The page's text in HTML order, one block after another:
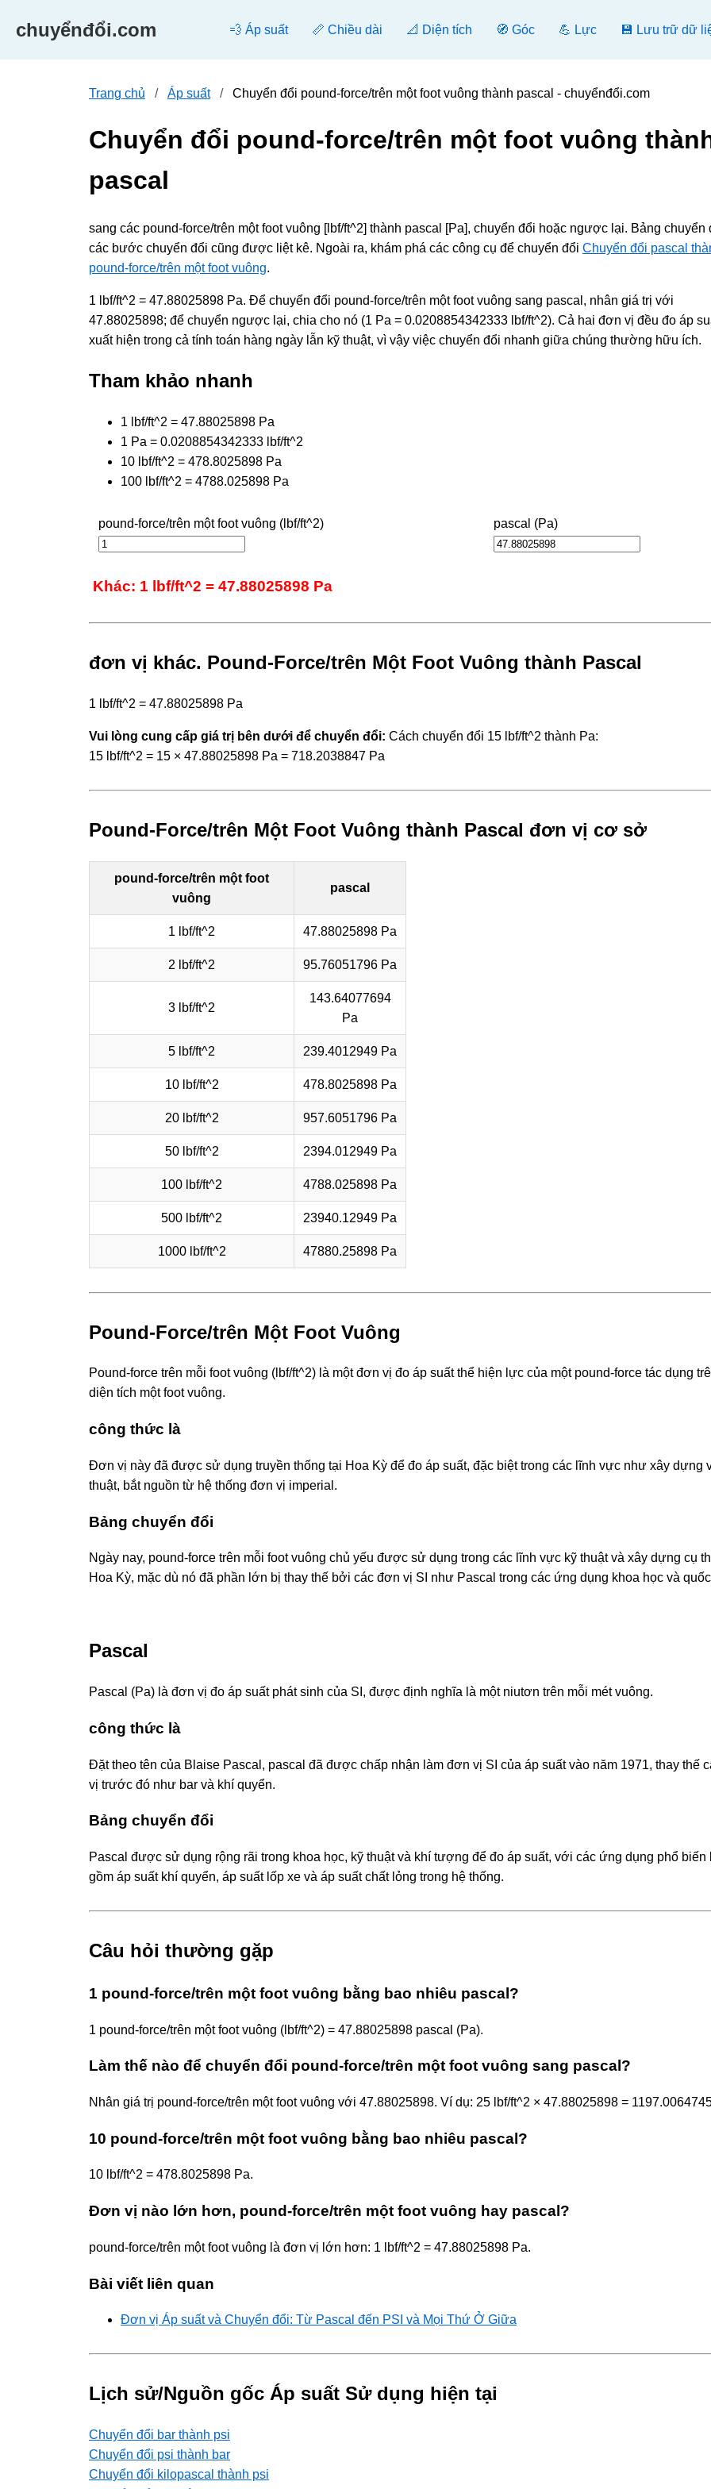
chuyểnđổi.com 💨 Áp suất 📏 Chiều dài 📐 Diện tích 🧭 Góc 💪 Lực 💾 Lưu trữ dữ
Trang chủ Áp suất Chuyển đổi pound-force/trên một foot vuông thành pascal - chuyểnđổi.com
Chuyển đổi pound-force/trên một foot vuông
pascal
sang các pound-force/trên một foot vuông [lbf/ft^2] thành pascal [Pa], chuyển đổi hoặc ngược lại. Bảng chuyển
các bước chuyển đổi cũng được liệt kê. Ngoài ra, khám phá các công cụ để chuyển đổi Chuyển đổi pascal
pound-force/trên một foot vuông.
1 lbf/ft^2 = 47.88025898 Pa. Để chuyển đổi pound-force/trên một foot vuông sang pascal, nhân giá trị với
47.88025898; để chuyển ngược lại, chia cho nó (1 Pa = 0.0208854342333 lbf/ft^2). Cả hai đơn vị đều đo áp
xuất hiện trong cả tính toán hàng ngày lẫn kỹ thuật, vì vậy việc chuyển đổi nhanh giữa chúng thường hữu ích.
Tham khảo nhanh
1 lbf/ft^2 = 47.88025898 Pa
1 Pa = 0.0208854342333 lbf/ft^2
10 lbf/ft^2 = 478.8025898 Pa
100 lbf/ft^2 = 4788.025898 Pa
pound-force/trên một foot vuông (lbf/ft^2) pascal (Pa)
Khác: 1 lbf/ft^2 = 47.88025898 Pa
đơn vị khác. Pound-Force/trên Một Foot Vuông thành Pascal
1 lbf/ft^2 = 47.88025898 Pa
Vui lòng cung cấp giá trị bên dưới để chuyển đổi: Cách chuyển đổi 15 lbf/ft^2 thành Pa:
15 lbf/ft^2 = 15 × 47.88025898 Pa = 718.2038847 Pa
Pound-Force/trên Một Foot Vuông thành Pascal đơn vị cơ sở
pound-force/trên một foot
vuông
pascal
1 lbf/ft^2 47.88025898 Pa
2 lbf/ft^2 95.76051796 Pa
3 lbf/ft^2
143.64077694
Pa
5 lbf/ft^2 239.4012949 Pa
10 lbf/ft^2 478.8025898 Pa
20 lbf/ft^2 957.6051796 Pa
50 lbf/ft^2 2394.012949 Pa
100 lbf/ft^2 4788.025898 Pa
500 lbf/ft^2 23940.12949 Pa
1000 lbf/ft^2 47880.25898 Pa
Pound-Force/trên Một Foot Vuông
Pound-force trên mỗi foot vuông (lbf/ft^2) là một đơn vị đo áp suất thể hiện lực của một pound-force tác dụng
diện tích một foot vuông.
công thức là
Đơn vị này đã được sử dụng truyền thống tại Hoa Kỳ để đo áp suất, đặc biệt trong các lĩnh vực như xây dựng
thuật, bắt nguồn từ hệ thống đơn vị imperial.
Bảng chuyển đổi
Ngày nay, pound-force trên mỗi foot vuông chủ yếu được sử dụng trong các lĩnh vực kỹ thuật và xây dựng cụ
Hoa Kỳ, mặc dù nó đã phần lớn bị thay thế bởi các đơn vị SI như Pascal trong các ứng dụng khoa học và
Pascal
Pascal (Pa) là đơn vị đo áp suất phát sinh của SI, được định nghĩa là một niutơn trên mỗi mét vuông.
công thức là
Đặt theo tên của Blaise Pascal, pascal đã được chấp nhận làm đơn vị SI của áp suất vào năm 1971, thay thế
vị trước đó như bar và khí quyển.
Bảng chuyển đổi
Pascal được sử dụng rộng rãi trong khoa học, kỹ thuật và khí tượng để đo áp suất, với các ứng dụng phổ biến
gồm áp suất khí quyển, áp suất lốp xe và áp suất chất lỏng trong hệ thống.
Câu hỏi thường gặp
1 pound-force/trên một foot vuông bằng bao nhiêu pascal?
1 pound-force/trên một foot vuông (lbf/ft^2) = 47.88025898 pascal (Pa).
Làm thế nào để chuyển đổi pound-force/trên một foot vuông sang pascal?
Nhân giá trị pound-force/trên một foot vuông với 47.88025898. Ví dụ: 25 lbf/ft^2 × 47.88025898 =
10 pound-force/trên một foot vuông bằng bao nhiêu pascal?
10 lbf/ft^2 = 478.8025898 Pa.
Đơn vị nào lớn hơn, pound-force/trên một foot vuông hay pascal?
pound-force/trên một foot vuông là đơn vị lớn hơn: 1 lbf/ft^2 = 47.88025898 Pa.
Bài viết liên quan
Đơn vị Áp suất và Chuyển đổi: Từ Pascal đến PSI và Mọi Thứ Ở Giữa
Lịch sử/Nguồn gốc Áp suất Sử dụng hiện tại
Chuyển đổi bar thành psi
Chuyển đổi psi thành bar
Chuyển đổi kilopascal thành psi